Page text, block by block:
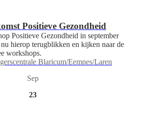
Positieve Gezondheid
Positieve Gezondheid in september
hierop terugblikken en kijken naar de
workshops.
Blaricum/Eemnes/Laren
Sep
23